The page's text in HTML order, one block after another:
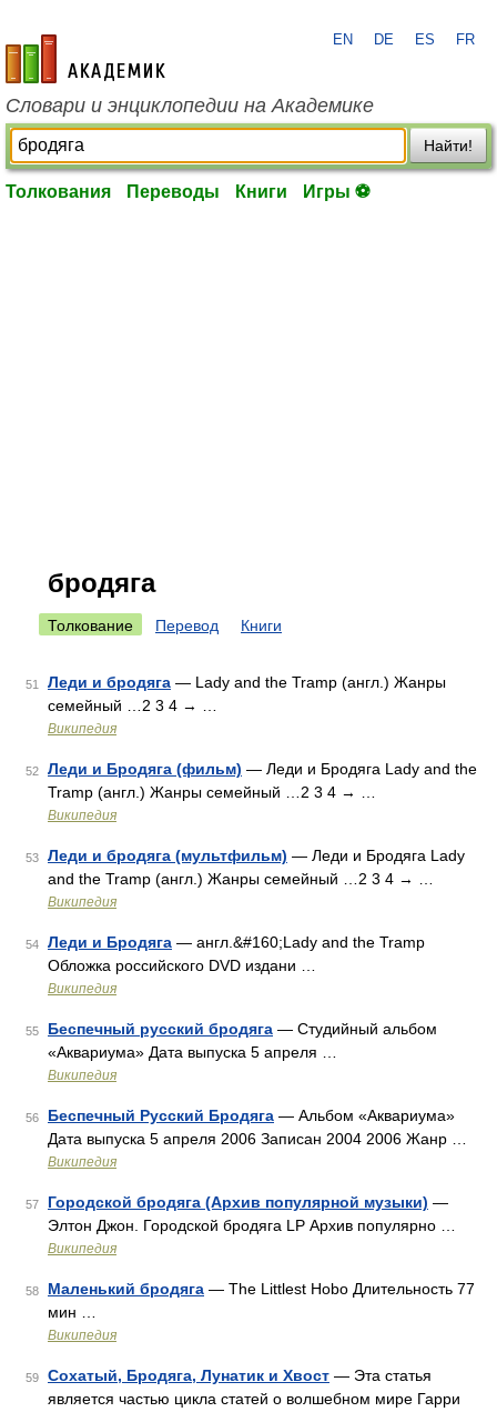
academic.ru
EN DE ES FR
Словари и энциклопедии на Академике
Найти!
Толкования Переводы Книги Игры ⚽
бродяга
Толкование Перевод Книги
51 Леди и бродяга — Lady and the Tramp (англ.) Жанры
семейный …2 3 4 → …
Википедия
52 Леди и Бродяга (фильм) — Леди и Бродяга Lady and the
Tramp (англ.) Жанры семейный …2 3 4 → …
Википедия
53 Леди и бродяга (мультфильм) — Леди и Бродяга Lady
and the Tramp (англ.) Жанры семейный …2 3 4 → …
Википедия
54 Леди и Бродяга — англ.&#160;Lady and the Tramp
Обложка российского DVD издани …
Википедия
55 Беспечный русский бродяга — Студийный альбом
«Аквариума» Дата выпуска 5 апреля …
Википедия
56 Беспечный Русский Бродяга — Альбом «Аквариума»
Дата выпуска 5 апреля 2006 Записан 2004 2006 Жанр …
Википедия
57 Городской бродяга (Архив популярной музыки) —
Элтон Джон. Городской бродяга LP Архив популярно …
Википедия
58 Маленький бродяга — The Littlest Hobo Длительность 77
мин …
Википедия
59 Сохатый, Бродяга, Лунатик и Хвост — Эта статья
является частью цикла статей о волшебном мире Гарри